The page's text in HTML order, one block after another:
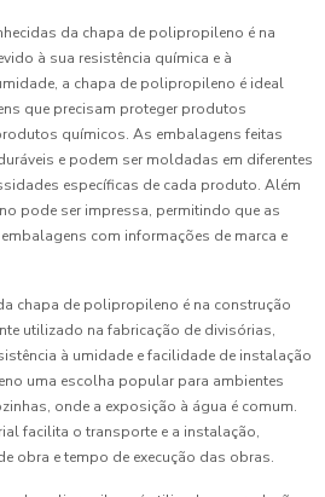
da chapa de polipropileno é na
à sua resistência química e à
a chapa de polipropileno é ideal
que precisam proteger produtos
químicos. As embalagens feitas
e podem ser moldadas em diferentes
específicas de cada produto. Além
pode ser impressa, permitindo que as
com informações de marca e
chapa de polipropileno é na construção
utilizado na fabricação de divisórias,
à umidade e facilidade de instalação
uma escolha popular para ambientes
onde a exposição à água é comum.
facilita o transporte e a instalação,
obra e tempo de execução das obras.